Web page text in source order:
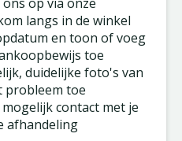
langs in de winkel
en toon of voeg
toe
duidelijke foto's van
probleem toe
contact met je
afhandeling